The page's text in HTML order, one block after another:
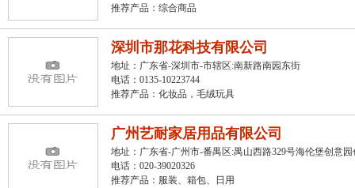
推荐产品： 综合商品
深圳市那花科技有限公司
地址：广东省-深圳市-市辖区:南新路南园东街
电话：0135-10223744
推荐产品： 化妆品，毛绒玩具
广州艺耐家居用品有限公司
地址：广东省-广州市-番禺区:禺山西路329号海伦堡创意园
电话：020-39020326
推荐产品： 服装、箱包、日用